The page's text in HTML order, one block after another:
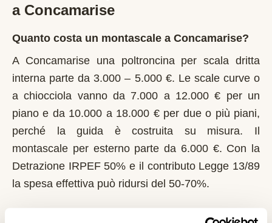
a Concamarise
Quanto costa un montascale a Concamarise?
A Concamarise una poltroncina per scala dritta
interna parte da 3.000 – 5.000 €. Le scale curve o
a chiocciola vanno da 7.000 a 12.000 € per un
piano e da 10.000 a 18.000 € per due o più piani,
perché la guida è costruita su misura. Il
montascale per esterno parte da 6.000 €. Con la
Detrazione IRPEF 50% e il contributo Legge 13/89
la spesa effettiva può ridursi del 50-70%.
Chi può richiedere il contributo regionale a